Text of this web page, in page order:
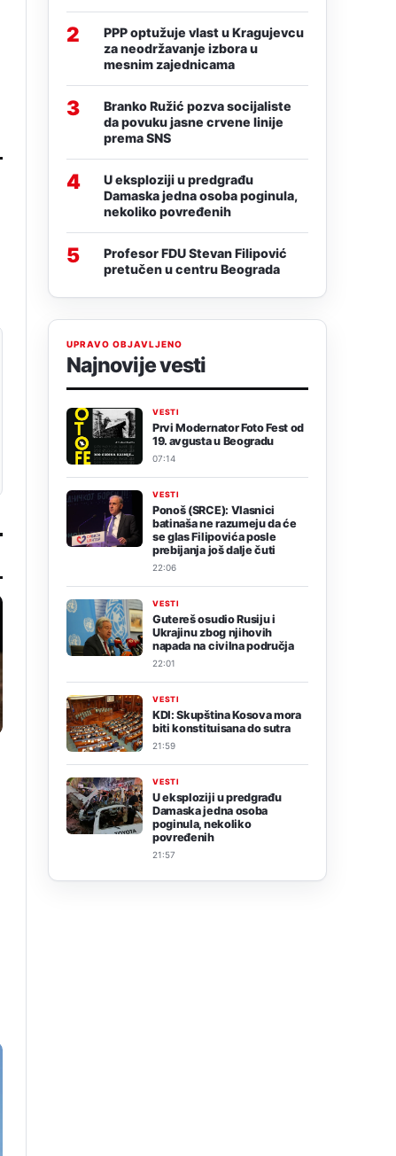
2
PPP optužuje vlast u Kragujevcu
za neodržavanje izbora u
mesnim zajednicama
3
Branko Ružić pozva socijaliste
da povuku jasne crvene linije
prema SNS
4
U eksploziji u predgrađu
Damaska jedna osoba poginula,
nekoliko povređenih
5
Profesor FDU Stevan Filipović
pretučen u centru Beograda
UPRAVO OBJAVLJENO
Najnovije vesti
VESTI
Prvi Modernator Foto Fest od
19. avgusta u Beogradu
07:14
VESTI
Ponoš (SRCE): Vlasnici
batinaša ne razumeju da će
se glas Filipovića posle
prebijanja još dalje čuti
22:06
VESTI
Gutereš osudio Rusiju i
Ukrajinu zbog njihovih
napada na civilna područja
22:01
VESTI
KDI: Skupština Kosova mora
biti konstituisana do sutra
21:59
VESTI
U eksploziji u predgrađu
Damaska jedna osoba
poginula, nekoliko
povređenih
21:57